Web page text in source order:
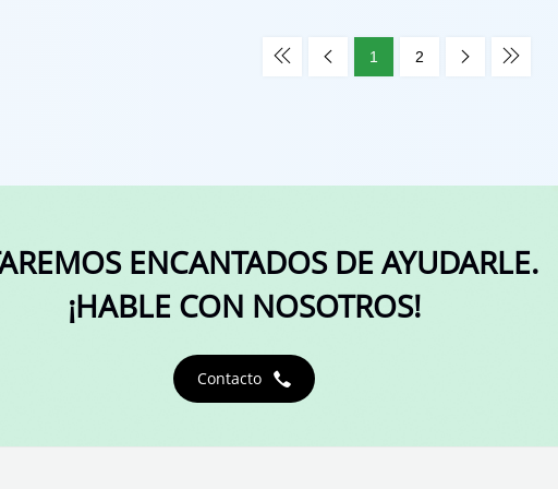
  1 2  
ENCANTADOS DE AYUDARLE.
¡HABLE CON NOSOTROS!
Contacto 